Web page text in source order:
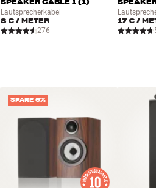
Lautsprecherkabel
8 €/ METER
276
17 € /
SPARE 6%